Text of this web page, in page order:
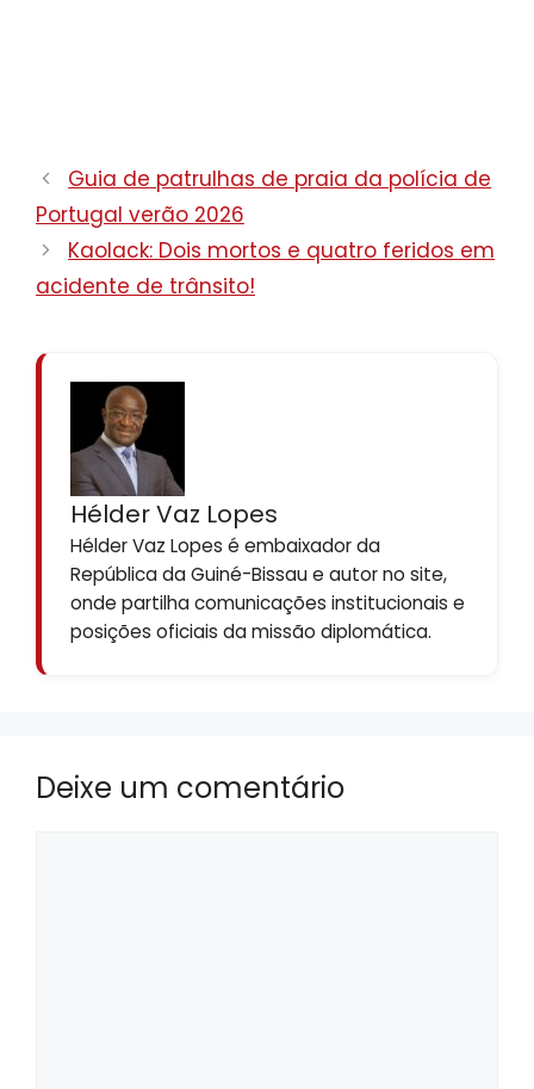
Guia de patrulhas de praia da polícia de
Portugal verão 2026
Kaolack: Dois mortos e quatro feridos em
acidente de trânsito!
Hélder Vaz Lopes
Hélder Vaz Lopes é embaixador da
República da Guiné-Bissau e autor no site,
onde partilha comunicações institucionais e
posições oficiais da missão diplomática.
Deixe um comentário